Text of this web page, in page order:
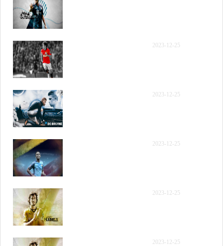
2023-12-25
2023-12-25
2023-12-25
2023-12-25
2023-12-25